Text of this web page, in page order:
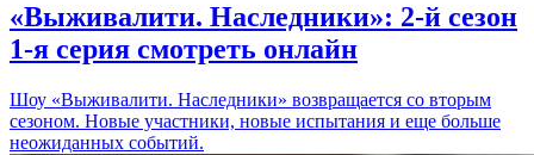
«Выживалити. Наследники»: 2-й сезон
1-я серия смотреть онлайн
Шоу «Выживалити. Наследники» возвращается со вторым
сезоном. Новые участники, новые испытания и еще больше
неожиданных событий.